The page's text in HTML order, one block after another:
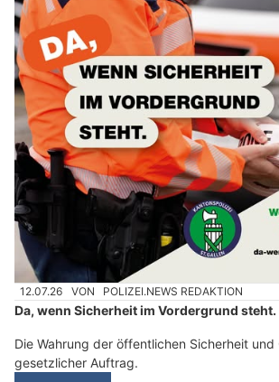
12.07.26 VON POLIZEI.NEWS REDAKTION
Da, wenn Sicherheit im Vordergrund steht.
Die Wahrung der öffentlichen Sicherheit
gesetzlicher Auftrag.